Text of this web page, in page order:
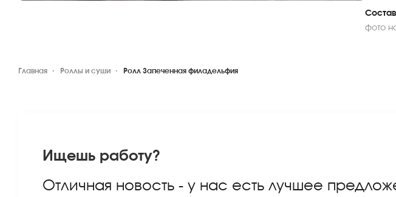
фото
Главная Роллы и суши Ролл Запеченная филадельфия
Ищешь работу?
Отличная новость - у нас есть лучшее